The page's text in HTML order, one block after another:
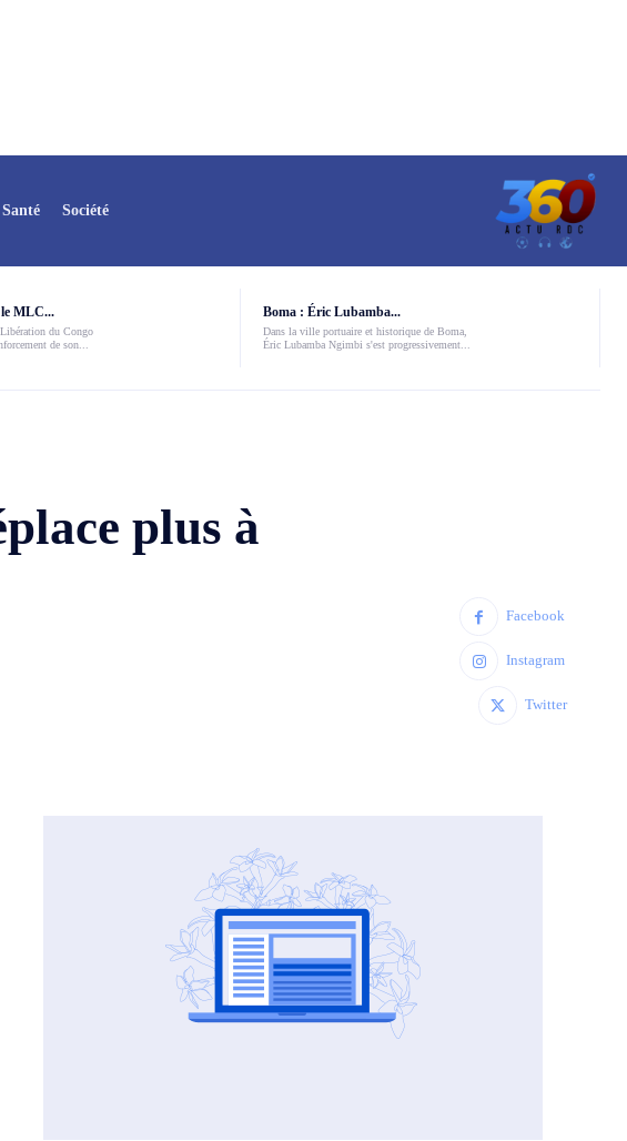
Santé Société
MLC...
du Congo
de son...
Boma : Éric Lubamba...
Dans la ville portuaire et historique de Boma,
Éric Lubamba Ngimbi s'est progressivement...
plus à
Facebook
Instagram
Twitter